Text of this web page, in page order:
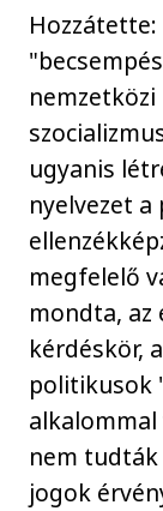
ugyanis
nyelvezet
megfelelő
mondta, az
kérdéskör,
politikusok
nem tudták
jogok